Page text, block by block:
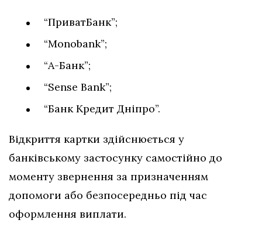
“ПриватБанк”;
“Monobank”;
“А-Банк”;
“Sense Bank”;
“Банк Кредит Дніпро”.
Відкриття картки здійснюється у
банківському застосунку самостійно до
моменту звернення за призначенням
допомоги або безпосередньо під час
оформлення виплати.